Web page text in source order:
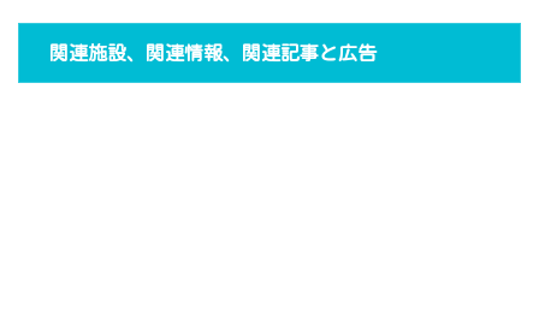
関連施設、関連情報、関連記事と広告